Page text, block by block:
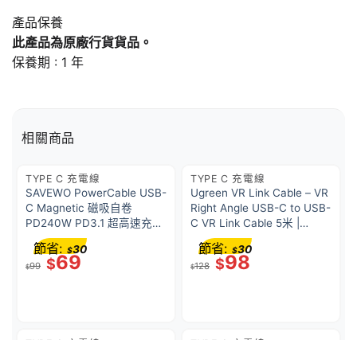
產品保養
此產品為原廠行貨貨品。
保養期 : 1 年
相關商品
TYPE C 充電線
SAVEWO PowerCable USB-
C Magnetic 磁吸自卷
PD240W PD3.1 超高速充電
線 1M 黑色
$99 $69
節省: $30
TYPE C 充電線
Ugreen VR Link Cable – VR
Right Angle USB-C to USB-
C VR Link Cable 5米 |
US551 / 90629
$128 $98
節省: $30